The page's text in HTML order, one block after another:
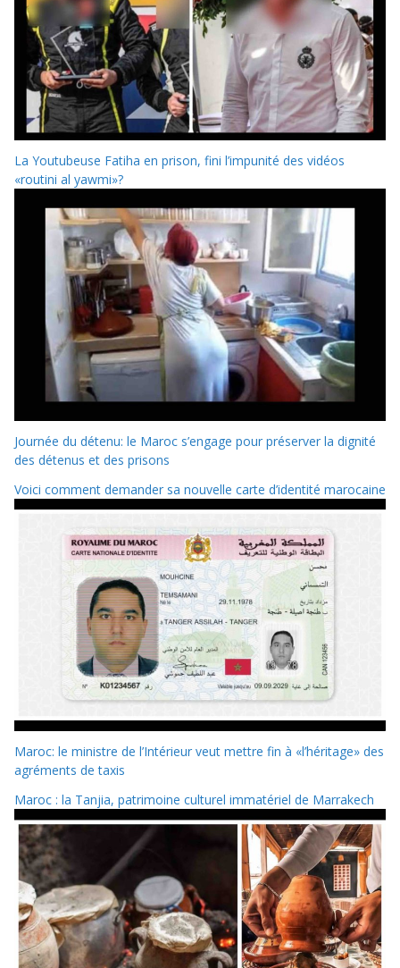
La Youtubeuse Fatiha en prison, fini l’impunité des vidéos
«routini al yawmi»?
Journée du détenu: le Maroc s’engage pour préserver la dignité
des détenus et des prisons
Voici comment demander sa nouvelle carte d’identité marocaine
Maroc: le ministre de l’Intérieur veut mettre fin à «l’héritage» des
agréments de taxis
Maroc : la Tanjia, patrimoine culturel immatériel de Marrakech